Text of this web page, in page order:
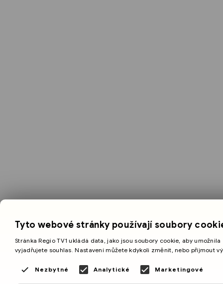
Tyto webové stránky používají soubory
Stránka Regio TV1 ukládá data, jako jsou soubory cookie, aby
vyjadřujete souhlas. Nastavení můžete kdykoli změnit, nebo přijmout
Nezbytné Analytické Marketingové